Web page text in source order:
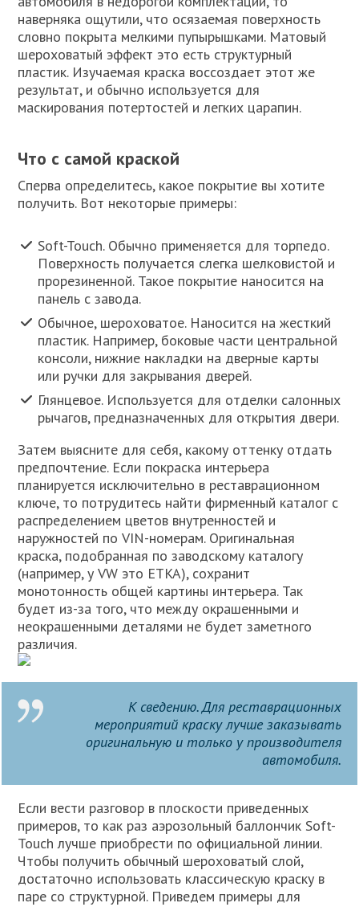
наверняка ощутили, что осязаемая поверхность
словно покрыта мелкими пупырышками. Матовый
шероховатый эффект это есть структурный
пластик. Изучаемая краска воссоздает этот же
результат, и обычно используется для
маскирования потертостей и легких царапин.
Что с самой краской
Сперва определитесь, какое покрытие вы хотите
получить. Вот некоторые примеры:
Soft-Touch. Обычно применяется для торпедо.
Поверхность получается слегка шелковистой и
прорезиненной. Такое покрытие наносится на
панель с завода.
Обычное, шероховатое. Наносится на жесткий
пластик. Например, боковые части центральной
консоли, нижние накладки на дверные карты
или ручки для закрывания дверей.
Глянцевое. Используется для отделки салонных
рычагов, предназначенных для открытия двери.
Затем выясните для себя, какому оттенку отдать
предпочтение. Если покраска интерьера
планируется исключительно в реставрационном
ключе, то потрудитесь найти фирменный каталог с
распределением цветов внутренностей и
наружностей по VIN-номерам. Оригинальная
краска, подобранная по заводскому каталогу
(например, у VW это ETKA), сохранит
монотонность общей картины интерьера. Так
будет из-за того, что между окрашенными и
неокрашенными деталями не будет заметного
различия.
К сведению. Для реставрационных
мероприятий краску лучше заказывать
оригинальную и только у производителя
автомобиля.
Если вести разговор в плоскости приведенных
примеров, то как раз аэрозольный баллончик Soft-
Touch лучше приобрести по официальной линии.
Чтобы получить обычный шероховатый слой,
достаточно использовать классическую краску в
паре со структурной. Приведем примеры для